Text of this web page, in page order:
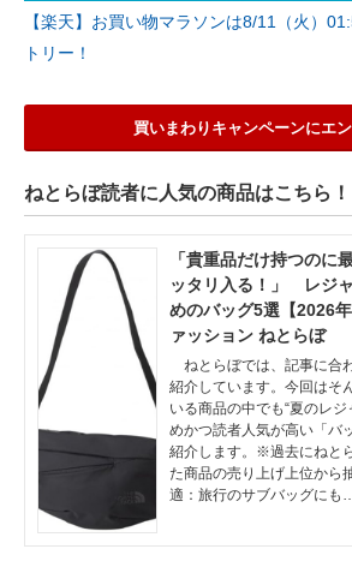
【楽天】お買い物マラソンは8/11（火）
トリー！
買いまわりキャンペーンにエ
ねとらぼ読者に人気の商品はこちら！
「貴重品だけ持つのに
ッタリ入る！」 レジ
めのバッグ5選【2026
ァッション ねとらぼ
ねとらぼでは、記事に合
紹介しています。今回はそ
いる商品の中でも“夏のレ
めかつ読者人気が高い「バ
紹介します。※過去にねと
た商品の売り上げ上位から
適：旅行のサブバッグにも